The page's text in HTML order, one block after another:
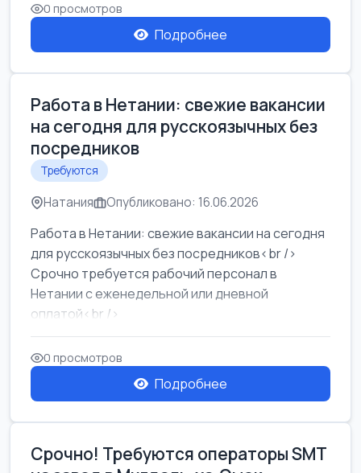
0 просмотров
Подробнее
Работа в Нетании: свежие вакансии
на сегодня для русскоязычных без
посредников
Требуются
Натания Опубликовано: 16.06.2026
Работа в Нетании: свежие вакансии на сегодня
для русскоязычных без посредников<br />
Срочно требуется рабочий персонал в
Нетании с еженедельной или дневной
оплатой<br />
Свежие вакансии в Нетании дл...
0 просмотров
Подробнее
Срочно! Требуются операторы SMT